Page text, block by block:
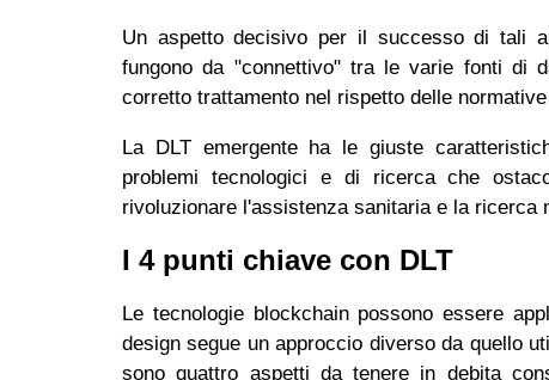
Un aspetto decisivo per il successo di tali
fungono da "connettivo" tra le varie fonti di
corretto trattamento nel rispetto delle
La DLT emergente ha le giuste
problemi tecnologici e di ricerca che
rivoluzionare l'assistenza sanitaria e la
I 4 punti chiave con DLT
Le tecnologie blockchain possono essere
design segue un approccio diverso da quello
sono quattro aspetti da tenere in debita